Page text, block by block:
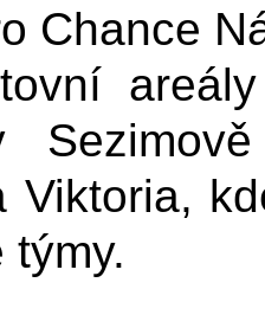
Chance
Viktoria,
týmy.